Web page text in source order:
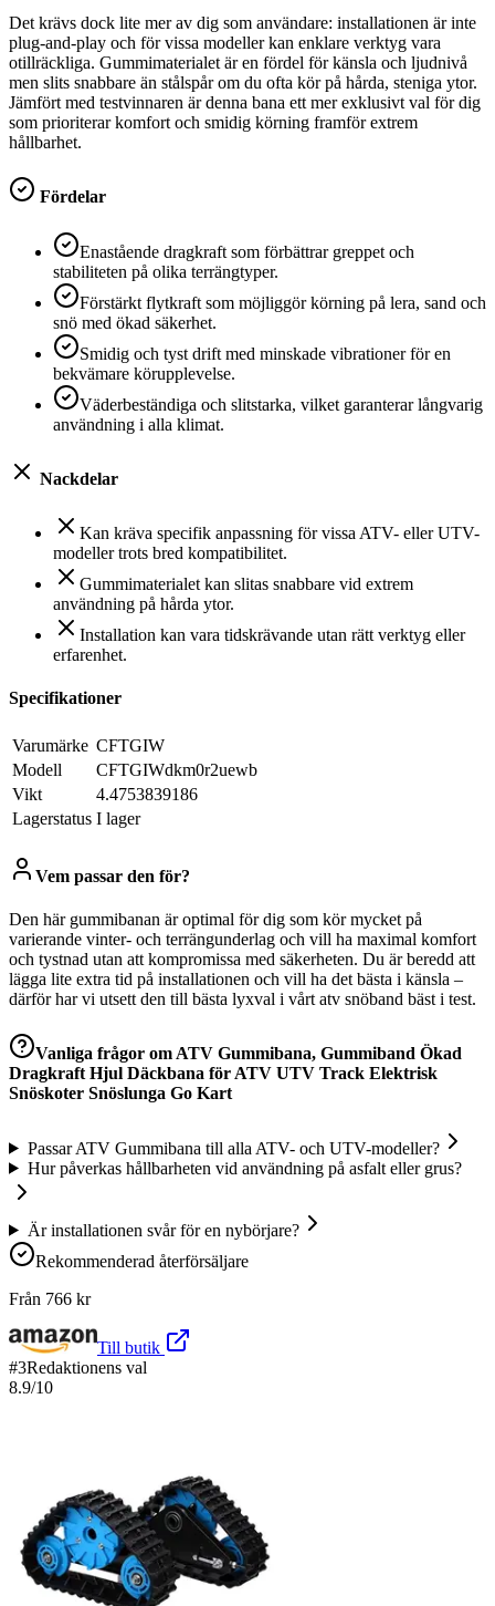
Det krävs dock lite mer av dig som användare: installationen är inte
plug-and-play och för vissa modeller kan enklare verktyg vara
otillräckliga. Gummimaterialet är en fördel för känsla och ljudnivå
men slits snabbare än stålspår om du ofta kör på hårda, steniga ytor.
Jämfört med testvinnaren är denna bana ett mer exklusivt val för dig
som prioriterar komfort och smidig körning framför extrem
hållbarhet.
Fördelar
Enastående dragkraft som förbättrar greppet och
stabiliteten på olika terrängtyper.
Förstärkt flytkraft som möjliggör körning på lera, sand och
snö med ökad säkerhet.
Smidig och tyst drift med minskade vibrationer för en
bekvämare körupplevelse.
Väderbeständiga och slitstarka, vilket garanterar långvarig
användning i alla klimat.
Nackdelar
Kan kräva specifik anpassning för vissa ATV- eller UTV-
modeller trots bred kompatibilitet.
Gummimaterialet kan slitas snabbare vid extrem
användning på hårda ytor.
Installation kan vara tidskrävande utan rätt verktyg eller
erfarenhet.
Specifikationer
Varumärke CFTGIW
Modell
CFTGIWdkm0r2uewb
Vikt
4.4753839186
Lagerstatus I lager
Vem passar den för?
Den här gummibanan är optimal för dig som kör mycket på
varierande vinter- och terrängunderlag och vill ha maximal komfort
och tystnad utan att kompromissa med säkerheten. Du är beredd att
lägga lite extra tid på installationen och vill ha det bästa i känsla –
därför har vi utsett den till bästa lyxval i vårt atv snöband bäst i test.
Vanliga frågor omATV Gummibana, Gummiband Ökad
Dragkraft Hjul Däckbana för ATV UTV Track Elektrisk
Snöskoter Snöslunga Go Kart
Passar ATV Gummibana till alla ATV- och UTV-modeller?
Hur påverkas hållbarheten vid användning på asfalt eller grus?
Är installationen svår för en nybörjare?
Rekommenderad återförsäljare
Från 766 kr
Till butik
#3Redaktionens val
8.9/10